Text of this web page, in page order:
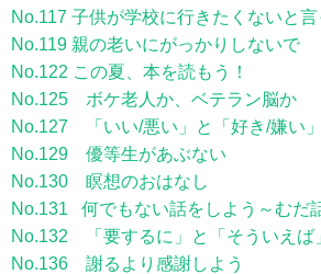
No.117 子供が学校に行きたくないと言
No.119 親の老いにがっかりしないで
No.122 この夏、本を読もう！
No.125 ボケ老人か、ベテラン脳か
No.127 「いい/悪い」と「好き/嫌い
No.129 優等生があぶない
No.130 瞑想のおはなし
No.131 何でもない話をしよう～むだ
No.132 「要するに」と「そういえば
No.136 謝るより感謝しよう